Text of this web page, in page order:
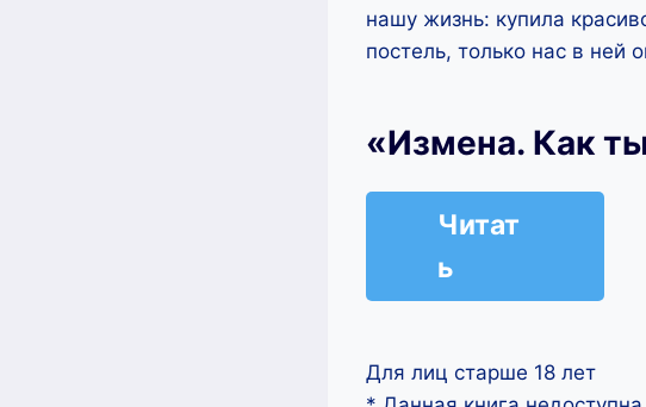
нашу жизнь: купила
постель, только нас в
«Измена. Как
Читат
ь
Для лиц старше 18 лет